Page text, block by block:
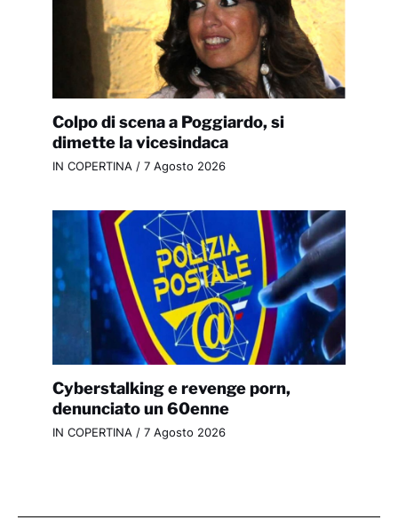
Colpo di scena a Poggiardo, si
dimette la vicesindaca
IN COPERTINA / 7 Agosto 2026
Cyberstalking e revenge porn,
denunciato un 60enne
IN COPERTINA / 7 Agosto 2026